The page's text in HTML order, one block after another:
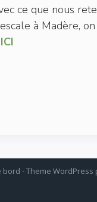
ce que nous
à Madère,
ICI
- Theme WordPress